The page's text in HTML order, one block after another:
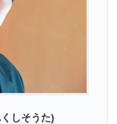
しそうた)